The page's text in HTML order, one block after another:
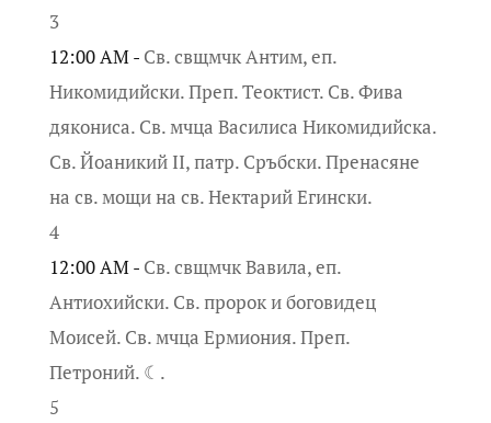
3
12:00 AM - Св. свщмчк Антим, еп.
Никомидийски. Преп. Теоктист. Св. Фива
дякониса. Св. мчца Василиса Никомидийска.
Св. Йоаникий II, патр. Сръбски. Пренасяне
на св. мощи на св. Нектарий Егински.
4
12:00 AM - Св. свщмчк Вавила, еп.
Антиохийски. Св. пророк и боговидец
Моисей. Св. мчца Ермиония. Преп.
Петроний. ☾.
5